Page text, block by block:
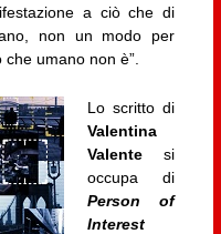
a ciò che di
non un modo per
che umano non è”.
Lo scritto di
Valentina
Valentesi
occupa di
Person of
Interest